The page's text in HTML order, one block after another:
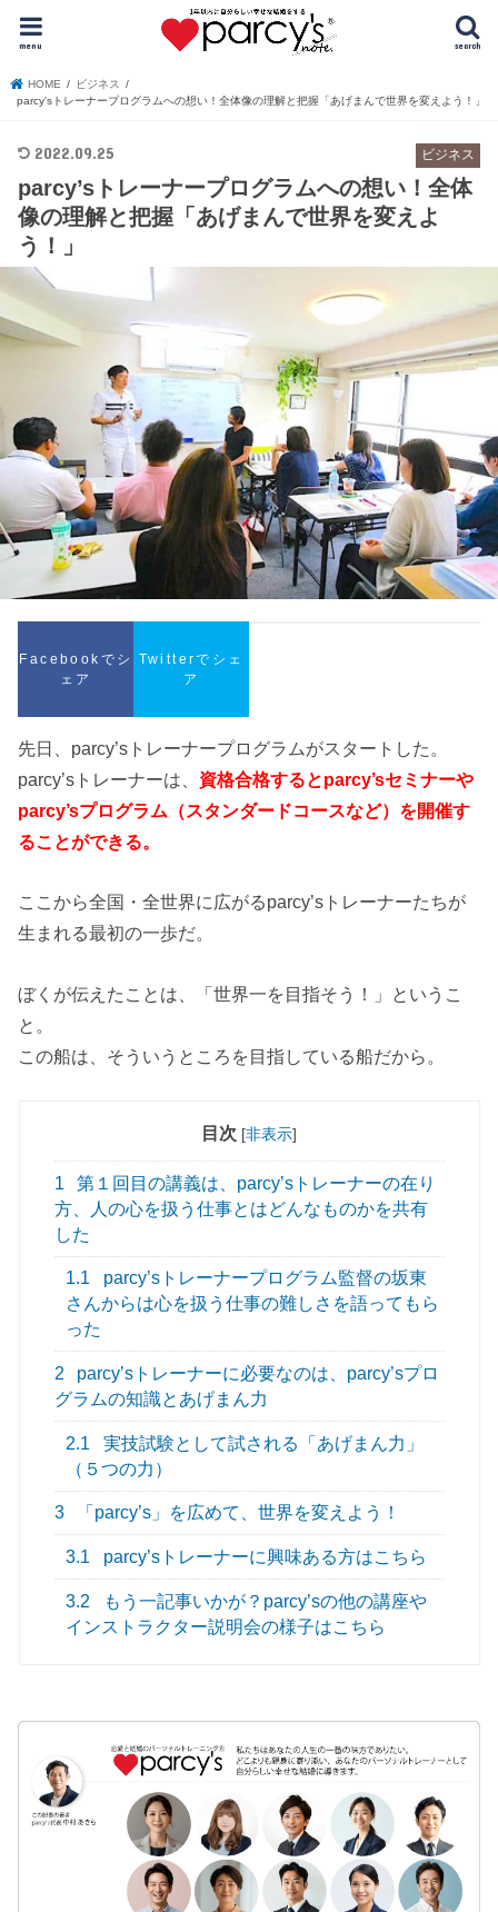
search
menu
HOME
ビジネス
parcy'sトレーナープログラムへの想い！全体像の理解と把握「あげまんで世界を変えよう！」
ビジネス
2022.09.25
parcy’sトレーナープログラムへの想い！全体
像の理解と把握「あげまんで世界を変えよ
う！」
Facebookでシ
ェア
Twitterでシェ
ア
先日、parcy’sトレーナープログラムがスタートした。
parcy’sトレーナーは、 資格合格するとparcy’sセミナーや
parcy’sプログラム（スタンダードコースなど）を開催す
ることができる。
ここから全国・全世界に広がるparcy’sトレーナーたちが
生まれる最初の一歩だ。
ぼくが伝えたことは、「世界一を目指そう！」というこ
と。
この船は、そういうところを目指している船だから。
目次 [非表示]
1
第１回目の講義は、parcy’sトレーナーの在り
方、人の心を扱う仕事とはどんなものかを共有
した
1.1
parcy’sトレーナープログラム監督の坂東
さんからは心を扱う仕事の難しさを語ってもら
った
2
parcy’sトレーナーに必要なのは、parcy’sプロ
グラムの知識とあげまん力
2.1
実技試験として試される「あげまん力」
（５つの力）
3 「parcy’s」を広めて、世界を変えよう！
3.1 parcy’sトレーナーに興味ある方はこちら
3.2
もう一記事いかが？parcy’sの他の講座や
インストラクター説明会の様子はこちら